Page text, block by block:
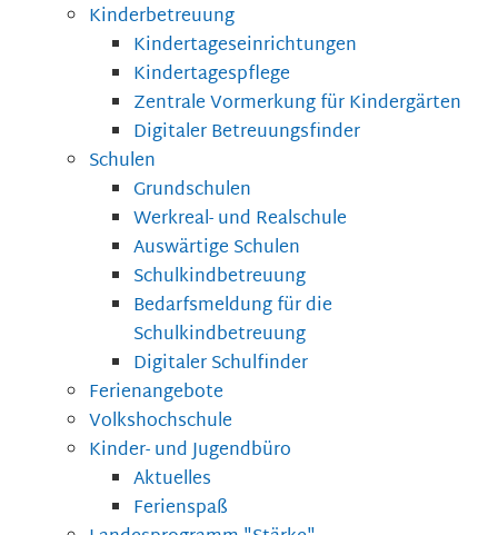
Kinderbetreuung
Kindertageseinrichtungen
Kindertagespflege
Zentrale Vormerkung für Kindergärten
Digitaler Betreuungsfinder
Schulen
Grundschulen
Werkreal- und Realschule
Auswärtige Schulen
Schulkindbetreuung
Bedarfsmeldung für die
Schulkindbetreuung
Digitaler Schulfinder
Ferienangebote
Volkshochschule
Kinder- und Jugendbüro
Aktuelles
Ferienspaß